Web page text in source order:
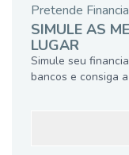
Pretende
SIMULE AS
LUGAR
Simule seu
bancos e consiga